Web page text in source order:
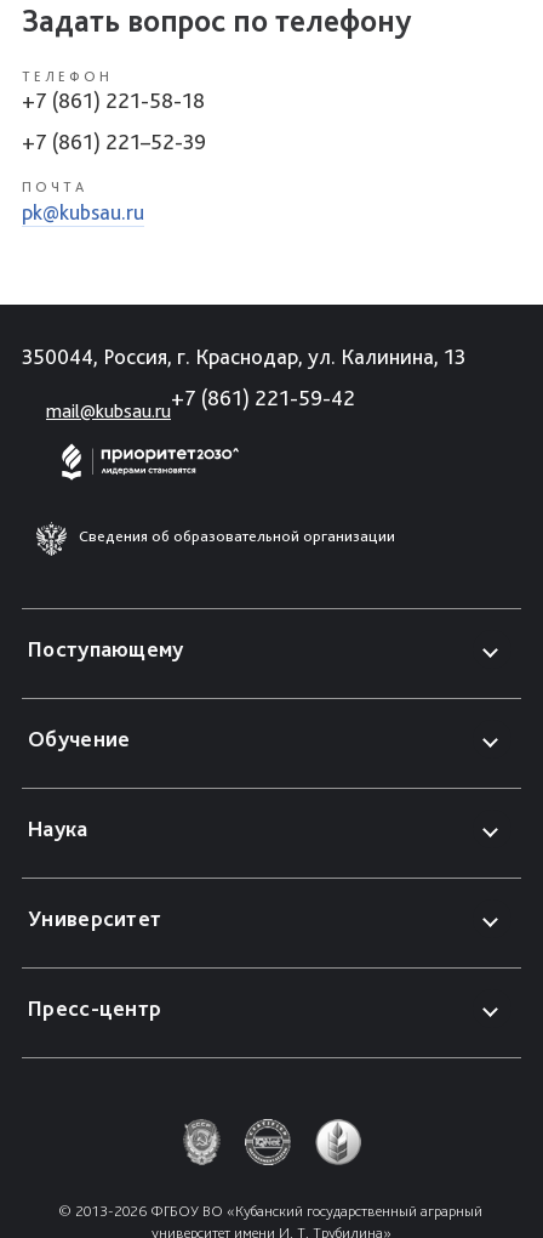
Задать вопрос по телефону
ТЕЛЕФОН
+7 (861) 221-58-18
+7 (861) 221–52-39
ПОЧТА
pk@kubsau.ru
350044, Россия, г. Краснодар, ул. Калинина, 13
mail@kubsau.ru
+7 (861) 221-59-42
Сведения об образовательной организации
Поступающему
Обучение
Наука
Университет
Пресс-центр
© 2013-2026 ФГБОУ ВО «Кубанский государственный аграрный
университет имени И. Т. Трубилина»